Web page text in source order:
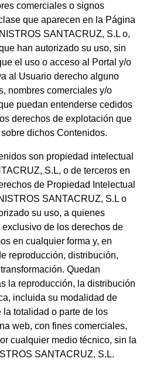
comerciales o signos
que aparecen en la Página
SANTACRUZ, S.L o,
han autorizado su uso, sin
el uso o acceso al Portal y/o
al Usuario derecho alguno
nombres comerciales y/o
puedan entenderse cedidos
derechos de explotación que
dichos Contenidos.
son propiedad intelectual
S.L, o de terceros en
de Propiedad Intelectual
SANTACRUZ, S.L o
su uso, a quienes
de los derechos de
en cualquier forma y, en
reproducción, distribución,
Quedan
la reproducción, la distribución
incluida su modalidad de
totalidad o parte de los
web, con fines comerciales,
cualquier medio técnico, sin la
SANTACRUZ, S.L.